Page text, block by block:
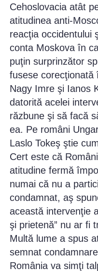
Cehoslovacia atât
atitudinea anti-
reacţia occidentului
conta Moskova în
puţin surprinzător
fusese
Nagy Imre şi Ianos
datorită acelei
răzbune şi să facă
ea. Pe români
Laslo Tokeş ştie
Cert este că
atitudine fermă
numai că nu a
condamnat, aş
această intervenţie
şi prietenă” nu ar fi
Multă lume a spus
semnat
România va simţi